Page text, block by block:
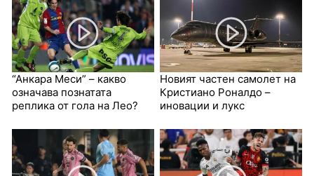
“Анкара Меси” – какво
означава познатата
реплика от гола на Лео?
Новият частен самолет на
Кристиано Роналдо –
иновации и лукс